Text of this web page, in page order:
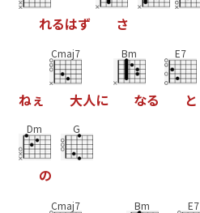
れるはず さ
ねぇ
Cmaj7
大人に
Bm
なる
E7
と
Dm
の
G
Cmaj7 Bm E7